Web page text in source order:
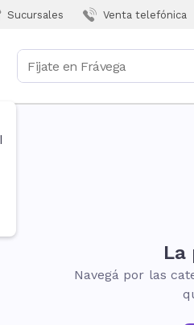
Sucursales Venta telefónica
La
Navegá por las